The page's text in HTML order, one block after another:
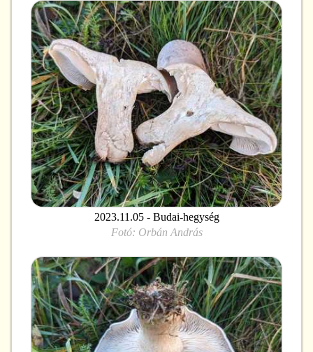
2023.11.05 - Budai-hegység
Fotó: Orbán András